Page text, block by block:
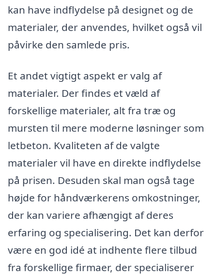
kan have indflydelse på designet og de
materialer, der anvendes, hvilket også vil
påvirke den samlede pris.
Et andet vigtigt aspekt er valg af
materialer. Der findes et væld af
forskellige materialer, alt fra træ og
mursten til mere moderne løsninger som
letbeton. Kvaliteten af de valgte
materialer vil have en direkte indflydelse
på prisen. Desuden skal man også tage
højde for håndværkerens omkostninger,
der kan variere afhængigt af deres
erfaring og specialisering. Det kan derfor
være en god idé at indhente flere tilbud
fra forskellige firmaer, der specialiserer